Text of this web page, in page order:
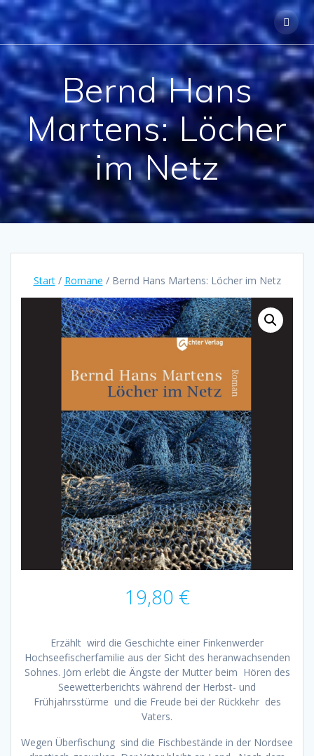
content
Bernd Hans
Martens: Löcher
im Netz
Start/ Romane / Bernd Hans Martens: Löcher im Netz
19,80 €
Erzählt wird die Geschichte einer Finkenwerder
Hochseefischerfamilie aus der Sicht des heranwachsenden
Sohnes. Jörn erlebt die Ängste der Mutter beim Hören des
Seewetterberichts während der Herbst- und
Frühjahrsstürme und die Freude bei der Rückkehr des
Vaters.
Wegen Überfischung sind die Fischbestände in der Nordsee